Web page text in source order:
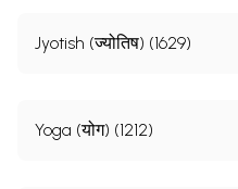
Jyotish (ज्योतिष) (1629)
Yoga (योग) (1212)